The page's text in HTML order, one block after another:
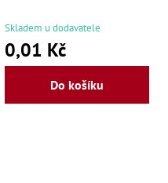
Skladem u dodavatele
0,01 Kč
Do košíku